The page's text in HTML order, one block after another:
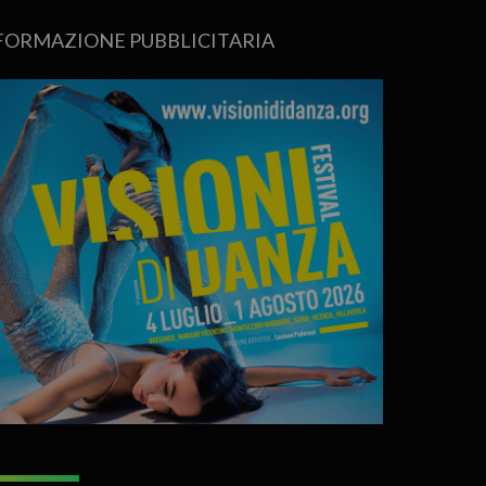
PUBBLICITARIA